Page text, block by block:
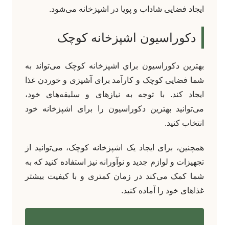
ایجاد فضایی شاداب و پویا در اشپزخانه می‌شود.
دکوراسیون اشپزخانه کوچک
بهترين دکوراسيون براي اشپزخانه‌ کوچک می‌تواند به
شما فضایی کوچک و کارآمد برای آشپزی و خوردن غذا
ایجاد کند. با توجه به نیازهای و سلیقه‌های خود،
می‌توانید بهترین دکوراسیون را برای اشپزخانه خود
انتخاب کنید.
همچنین، برای ایجاد یک اشپزخانه کوچک، می‌توانید از
تجهیزات و لوازم جدید و نوآورانه نیز استفاده کنید که به
شما کمک می‌کند در زمان کمتری و با کیفیت بیشتر
غذاهای خود را آماده کنید.